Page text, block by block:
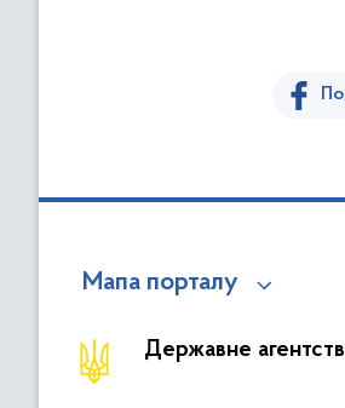
Мапа порталу
Державне